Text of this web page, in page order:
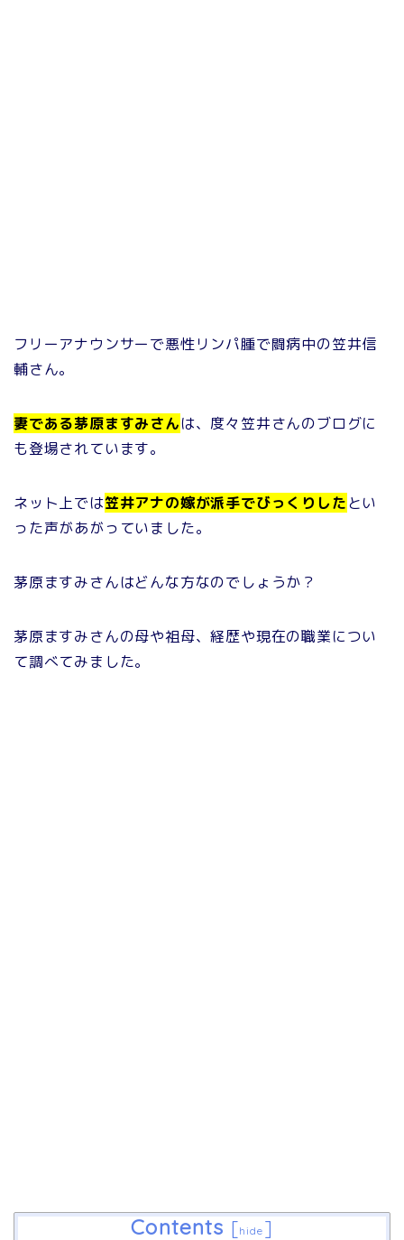
フリーアナウンサーで悪性リンパ腫で闘病中の笠井信
輔さん。
妻である茅原ますみさんは、度々笠井さんのブログに
も登場されています。
ネット上では笠井アナの嫁が派手でびっくりしたとい
った声があがっていました。
茅原ますみさんはどんな方なのでしょうか？
茅原ますみさんの母や祖母、経歴や現在の職業につい
て調べてみました。
Contents [hide ]